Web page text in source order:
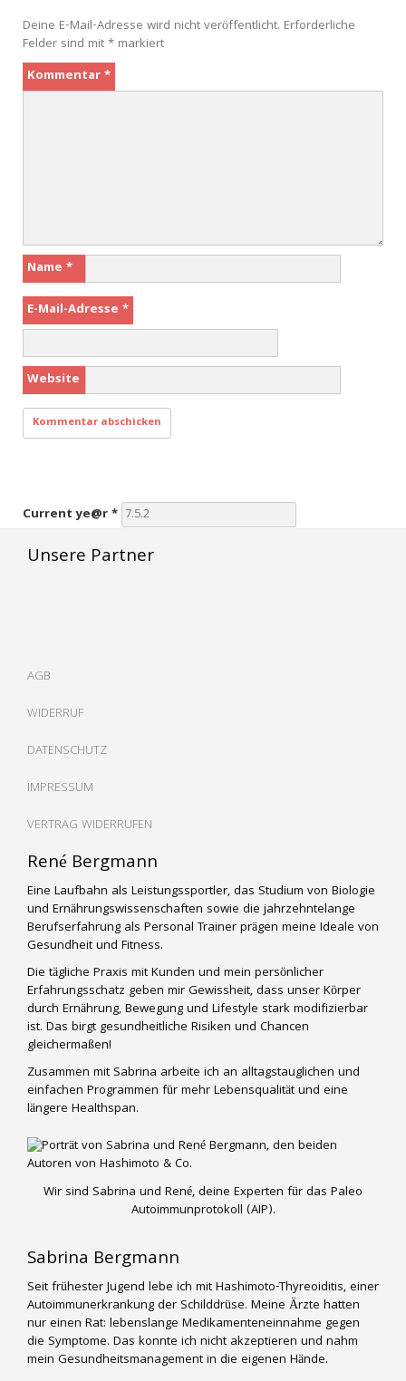
Deine E-Mail-Adresse wird nicht veröffentlicht. Erforderliche
Felder sind mit* markiert
Kommentar*
Name *
E-Mail-Adresse *
Website
Current ye@r*
Unsere Partner
AGB
WIDERRUF
DATENSCHUTZ
IMPRESSUM
VERTRAG WIDERRUFEN
René Bergmann
Eine Laufbahn als Leistungssportler, das Studium von Biologie
und Ernährungswissenschaften sowie die jahrzehntelange
Berufserfahrung als Personal Trainer prägen meine Ideale von
Gesundheit und Fitness.
Die tägliche Praxis mit Kunden und mein persönlicher
Erfahrungsschatz geben mir Gewissheit, dass unser Körper
durch Ernährung, Bewegung und Lifestyle stark modifizierbar
ist. Das birgt gesundheitliche Risiken und Chancen
gleichermaßen!
Zusammen mit Sabrina arbeite ich an alltagstauglichen und
einfachen Programmen für mehr Lebensqualität und eine
längere Healthspan.
Wir sind Sabrina und René, deine Experten für das Paleo
Autoimmunprotokoll (AIP).
Sabrina Bergmann
Seit frühester Jugend lebe ich mit Hashimoto-Thyreoiditis, einer
Autoimmunerkrankung der Schilddrüse. Meine Ärzte hatten
nur einen Rat: lebenslange Medikamenteneinnahme gegen
die Symptome. Das konnte ich nicht akzeptieren und nahm
mein Gesundheitsmanagement in die eigenen Hände.